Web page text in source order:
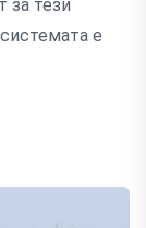
за тези
е